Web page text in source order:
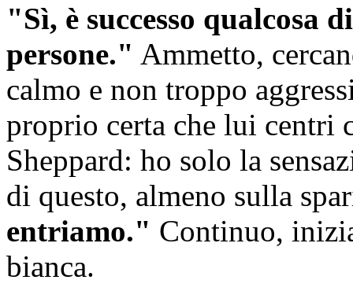
"Sì, è successo qualcosa
persone." Ammetto,
calmo e non troppo
proprio certa che lui centri
Sheppard: ho solo la
di questo, almeno sulla
entriamo." Continuo,
bianca.